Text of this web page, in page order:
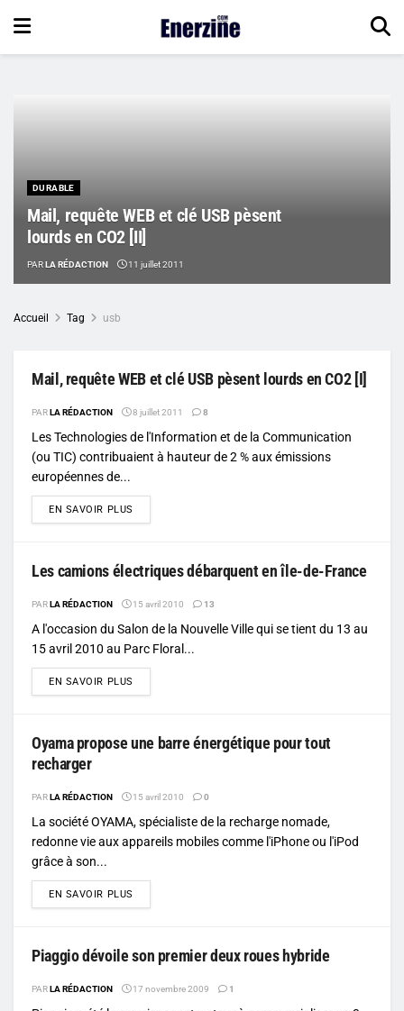
DURABLE
Mail, requête WEB et clé USB pèsent
lourds en CO2 [II]
PARLA RÉDACTION 11 juillet 2011
Accueil Tag usb
Mail, requête WEB et clé USB pèsent lourds en CO2 [I]
PARLA RÉDACTION 8 juillet 2011 8
Les Technologies de l'Information et de la Communication
(ou TIC) contribuaient à hauteur de 2 % aux émissions
européennes de...
EN SAVOIR PLUS
Les camions électriques débarquent en île-de-France
PARLA RÉDACTION 15 avril 2010 13
A l'occasion du Salon de la Nouvelle Ville qui se tient du 13 au
15 avril 2010 au Parc Floral...
EN SAVOIR PLUS
Oyama propose une barre énergétique pour tout
recharger
PARLA RÉDACTION 15 avril 2010 0
La société OYAMA, spécialiste de la recharge nomade,
redonne vie aux appareils mobiles comme l'iPhone ou l'iPod
grâce à son...
EN SAVOIR PLUS
Piaggio dévoile son premier deux roues hybride
PARLA RÉDACTION 17 novembre 2009 1